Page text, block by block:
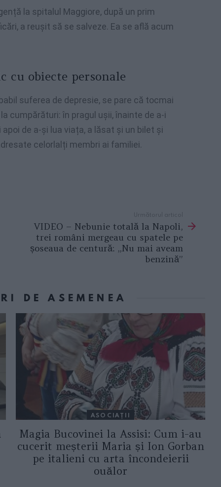
la spitalul Maggiore, după un prim
a reușit să se salveze. Ea se află acum
obiecte personale
suferea de depresie, se pare că tocmai
cumpărături: în pragul ușii, înainte de a-i
de a-și lua viața, a lăsat și un bilet și
celorlalți membri ai familiei.
Următorul articol
VIDEO – Nebunie totală la Napoli,
trei români mergeau cu spatele pe
șoseaua de centură: „Nu mai aveam
benzină”
DE ASEMENEA
ASOCIAŢII
Magia Bucovinei la Assisi: Cum i-au
cucerit meșterii Maria și Ion Gorban
pe italieni cu arta încondeierii
ouălor